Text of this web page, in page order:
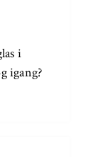
i
igang?